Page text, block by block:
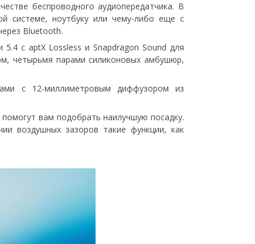
беспроводного аудиопередатчика. В
системе, ноутбуку или чему-либо еще с
Bluetooth.
с aptX Lossless и Snapdragon Sound для
четырьмя парами силиконовых амбушюр,
с 12-миллиметровым диффузором из
вам подобрать наилучшую посадку.
воздушных зазоров такие функции, как